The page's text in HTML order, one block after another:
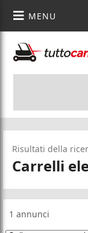
MENU
Risultati della
Carrelli
1annunci